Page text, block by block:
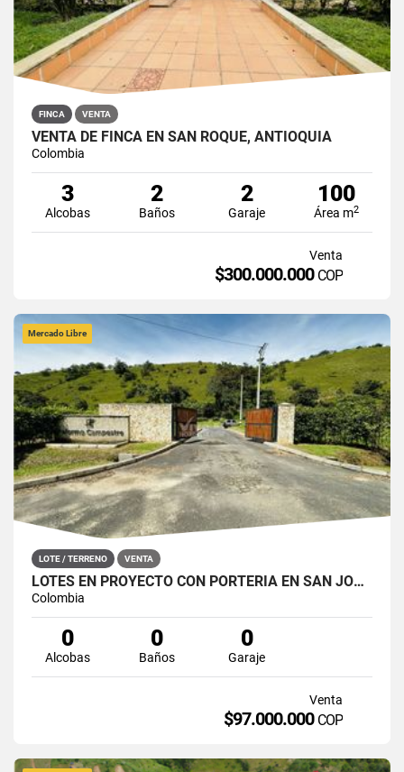
FINCA VENTA
VENTA DE FINCA EN SAN ROQUE, ANTIOQUIA
Colombia
3
Alcobas
2
Baños
2
Garaje
100
Área m2
Venta
$300.000.000 COP
Mercado Libre
LOTE / TERRENO VENTA
LOTES EN PROYECTO CON PORTERÍA EN SAN JOSÉ DEL NUS, SAN ROQUE
Colombia
0
Alcobas
0
Baños
0
Garaje
Venta
$97.000.000 COP